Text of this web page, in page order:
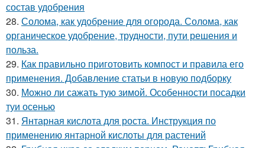
состав удобрения
28. Солома, как удобрение для огорода. Солома, как
органическое удобрение, трудности, пути решения и
польза.
29. Как правильно приготовить компост и правила его
применения. Добавление статьи в новую подборку
30. Можно ли сажать тую зимой. Особенности посадки
туи осенью
31. Янтарная кислота для роста. Инструкция по
применению янтарной кислоты для растений